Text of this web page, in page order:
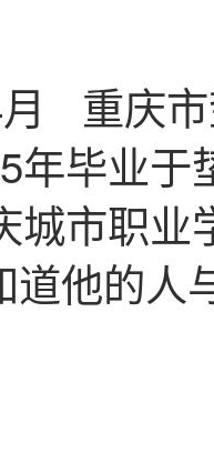
重庆市
年毕业于
城市职业
他的人